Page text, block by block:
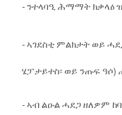
- ንተላባዒ ሕማማት ክቃላዕ
- ኣገደስቲ ምልክታት ወይ
ሄፓታይተስ፡ ወይ ንጡፍ
- ኣብ ልዑል ሓደጋ ዘለዎም